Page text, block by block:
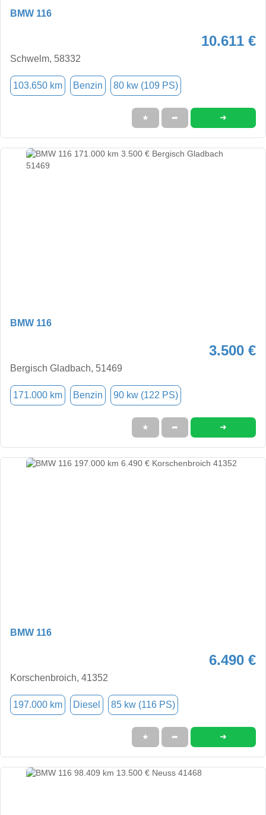
BMW 116
10.611 €
Schwelm, 58332
103.650 km Benzin 80 kw (109 PS)
★ ➦ ➜
BMW 116
3.500 €
Bergisch Gladbach, 51469
171.000 km Benzin 90 kw (122 PS)
★ ➦ ➜
BMW 116
6.490 €
Korschenbroich, 41352
197.000 km Diesel 85 kw (116 PS)
★ ➦ ➜